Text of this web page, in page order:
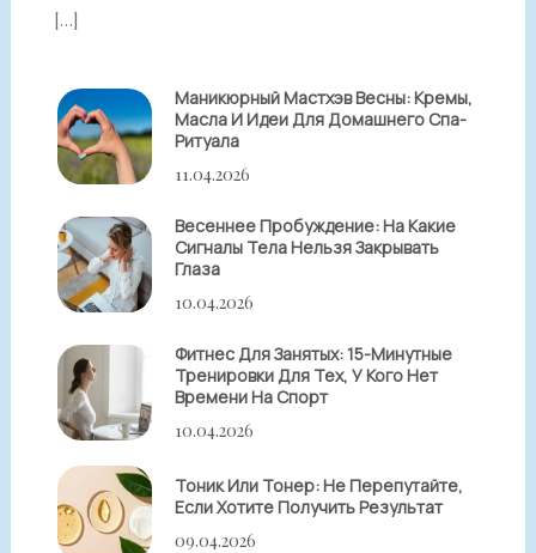
[…]
Маникюрный Мастхэв Весны: Кремы,
Масла И Идеи Для Домашнего Спа-
Ритуала
11.04.2026
Весеннее Пробуждение: На Какие
Сигналы Тела Нельзя Закрывать
Глаза
10.04.2026
Фитнес Для Занятых: 15-Минутные
Тренировки Для Тех, У Кого Нет
Времени На Спорт
10.04.2026
Тоник Или Тонер: Не Перепутайте,
Если Хотите Получить Результат
09.04.2026